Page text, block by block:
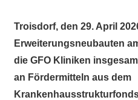
Troisdorf, den 29. April
Erweiterungsneubauten
die GFO Kliniken
an Fördermitteln aus dem